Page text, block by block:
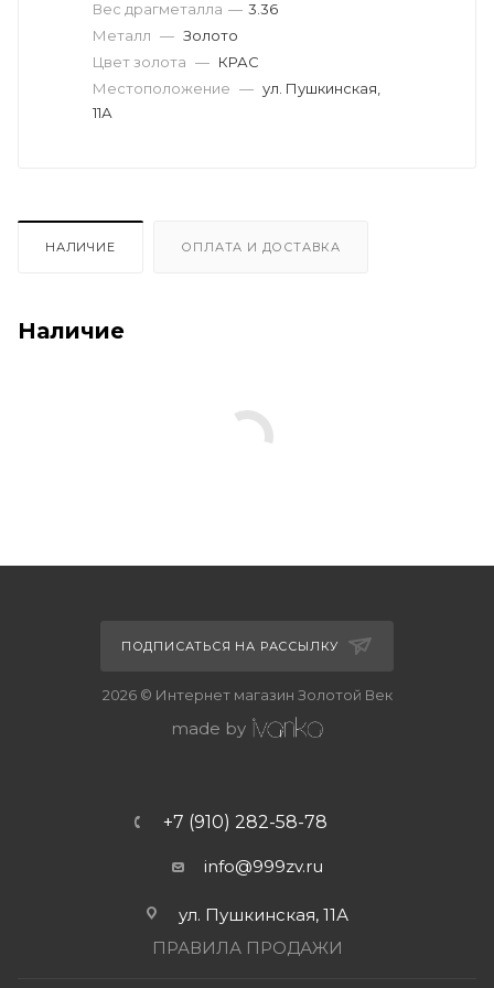
Вес драгметалла — 3.36
Металл — Золото
Цвет золота — КРАС
Местоположение — ул. Пушкинская,
11А
НАЛИЧИЕ ОПЛАТА И ДОСТАВКА
Наличие
ПОДПИСАТЬСЯ НА РАССЫЛКУ
2026 © Интернет магазин Золотой Век
made by
+7 (910) 282-58-78
info@999zv.ru
ул. Пушкинская, 11А
ПРАВИЛА ПРОДАЖИ